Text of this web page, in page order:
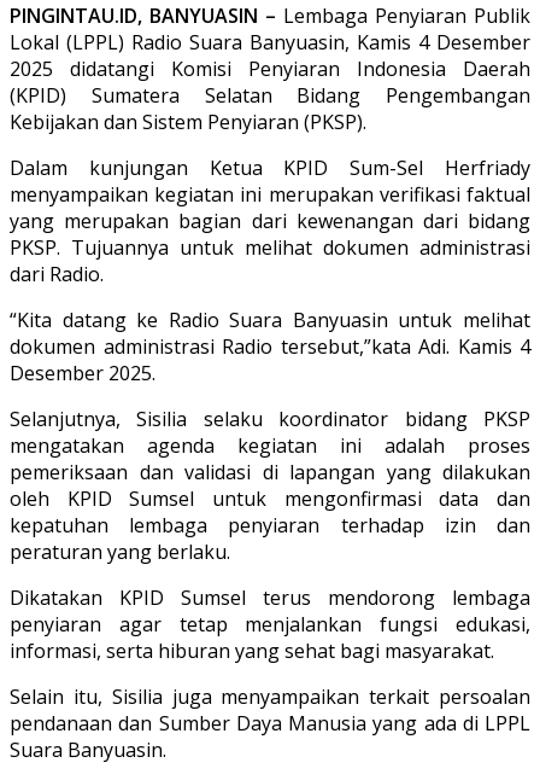
PINGINTAU.ID, BANYUASIN – Lembaga Penyiaran Publik
Lokal (LPPL) Radio Suara Banyuasin, Kamis 4 Desember
2025 didatangi Komisi Penyiaran Indonesia Daerah
(KPID) Sumatera Selatan Bidang Pengembangan
Kebijakan dan Sistem Penyiaran (PKSP).
Dalam kunjungan Ketua KPID Sum-Sel Herfriady
menyampaikan kegiatan ini merupakan verifikasi faktual
yang merupakan bagian dari kewenangan dari bidang
PKSP. Tujuannya untuk melihat dokumen administrasi
dari Radio.
“Kita datang ke Radio Suara Banyuasin untuk melihat
dokumen administrasi Radio tersebut,”kata Adi. Kamis 4
Desember 2025.
Selanjutnya, Sisilia selaku koordinator bidang PKSP
mengatakan agenda kegiatan ini adalah proses
pemeriksaan dan validasi di lapangan yang dilakukan
oleh KPID Sumsel untuk mengonfirmasi data dan
kepatuhan lembaga penyiaran terhadap izin dan
peraturan yang berlaku.
Dikatakan KPID Sumsel terus mendorong lembaga
penyiaran agar tetap menjalankan fungsi edukasi,
informasi, serta hiburan yang sehat bagi masyarakat.
Selain itu, Sisilia juga menyampaikan terkait persoalan
pendanaan dan Sumber Daya Manusia yang ada di LPPL
Suara Banyuasin.